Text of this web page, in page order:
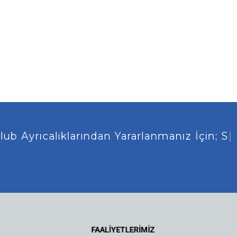
Ayrıcalıklarından Yararlanmanız İçin; Sizi Ar
FAALİYETLERİMİZ